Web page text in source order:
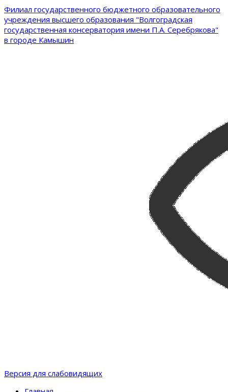
Филиал государственного бюджетного образовательного
учреждения высшего образования "Волгоградская
государственная консерватория имени П.А. Серебрякова"
в городе Камышин
Версия для слабовидящих